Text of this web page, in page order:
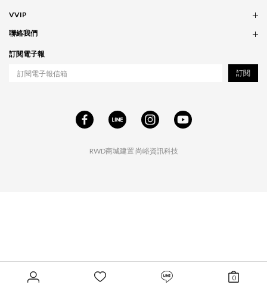
0
RWD商城建置 尚峪資訊科技
服務條款
實體門市
訂單問題
付款問題
配送問題
退貨問題
VVIP
會員政策
紅利累積
聯絡我們
合作相關
工作職缺
訂閱電子報
訂閱